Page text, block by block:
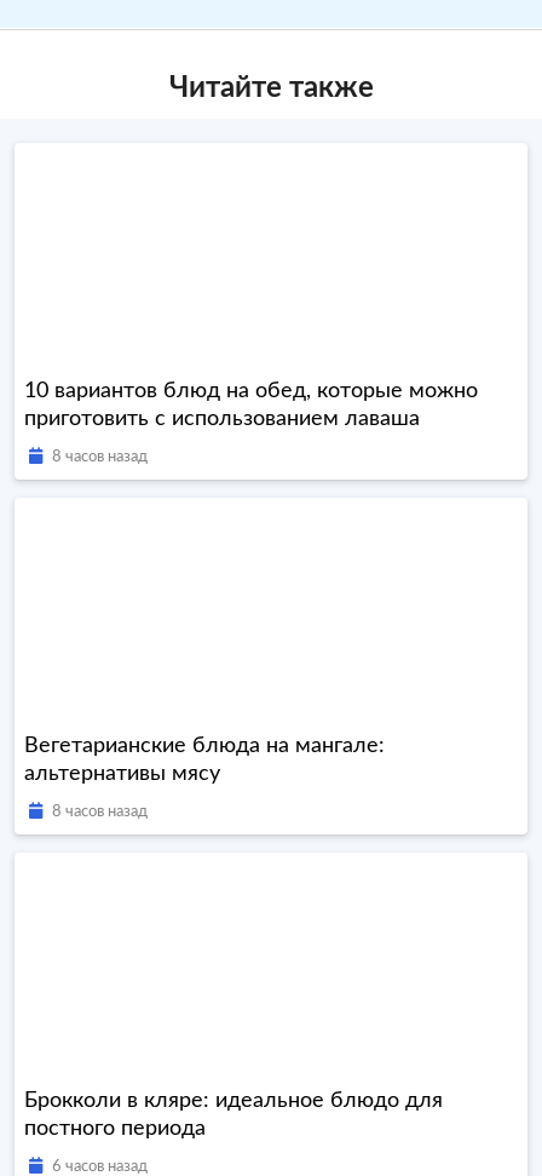
Читайте также
10 вариантов блюд на обед, которые можно
приготовить с использованием лаваша
8 часов назад
Вегетарианские блюда на мангале:
альтернативы мясу
8 часов назад
Брокколи в кляре: идеальное блюдо для
постного периода
6 часов назад